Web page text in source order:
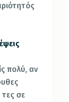
πολύ, αν
σε